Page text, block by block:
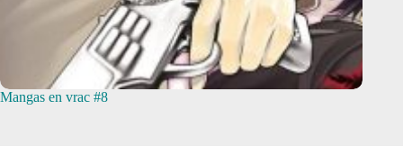
Mangas en vrac #8